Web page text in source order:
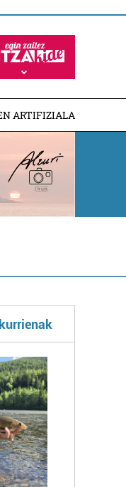
ARTIFIZIALA